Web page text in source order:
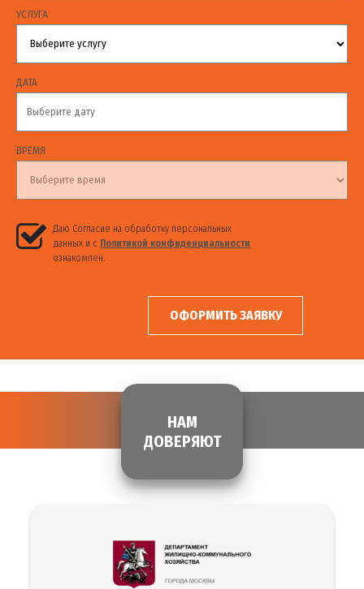
УСЛУГА
ДАТА
ВРЕМЯ
Даю Согласие на обработку персональных
данных и с Политикой конфиденциальности
ознакомлен.
ОФОРМИТЬ ЗАЯВКУ
НАМ
ДОВЕРЯЮТ